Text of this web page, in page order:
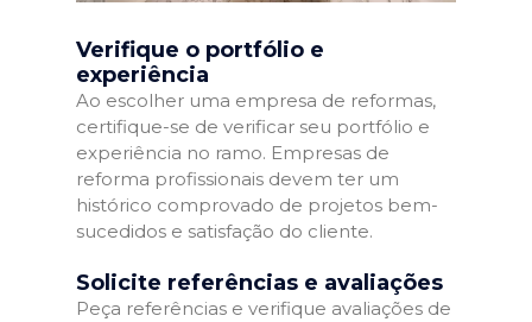
Verifique o portfólio e
experiência
Ao escolher uma empresa de reformas,
certifique-se de verificar seu portfólio e
experiência no ramo. Empresas de
reforma profissionais devem ter um
histórico comprovado de projetos bem-
sucedidos e satisfação do cliente.
Solicite referências e avaliações
Peça referências e verifique avaliações de